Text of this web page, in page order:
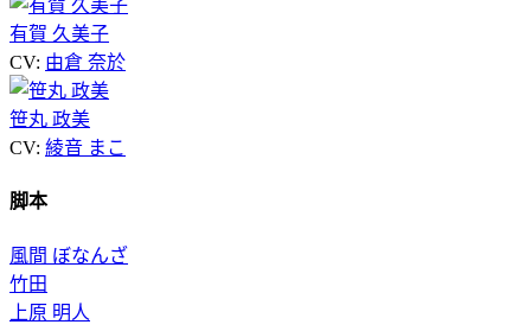
有賀 久美子
CV: 由倉 奈於
笹丸 政美
CV: 綾音 まこ
脚本
風間 ぼなんざ
竹田
上原 明人